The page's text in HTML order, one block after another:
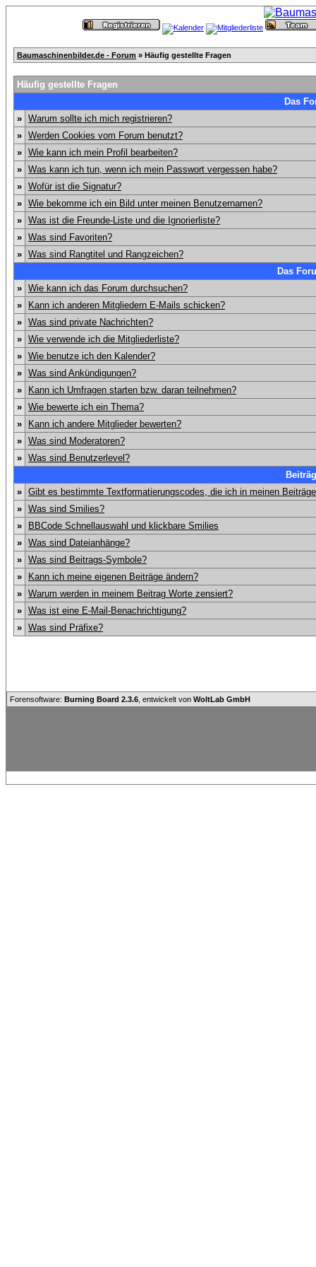
Baumaschinenbilder.de - Forum » Häufig gestellte Fragen
Häufig gestellte Fragen
Das
» Warum sollte ich mich registrieren?
» Werden Cookies vom Forum benutzt?
» Wie kann ich mein Profil bearbeiten?
» Was kann ich tun, wenn ich mein Passwort vergessen habe?
» Wofür ist die Signatur?
» Wie bekomme ich ein Bild unter meinen Benutzernamen?
» Was ist die Freunde-Liste und die Ignorierliste?
» Was sind Favoriten?
» Was sind Rangtitel und Rangzeichen?
Das
» Wie kann ich das Forum durchsuchen?
»
Kann ich anderen Mitgliedern E-Mails schicken?
» Was sind private Nachrichten?
» Wie verwende ich die Mitgliederliste?
» Wie benutze ich den Kalender?
» Was sind Ankündigungen?
»
Kann ich Umfragen starten bzw. daran teilnehmen?
» Wie bewerte ich ein Thema?
»
Kann ich andere Mitglieder bewerten?
» Was sind Moderatoren?
» Was sind Benutzerlevel?
» Gibt es bestimmte Textformatierungscodes, die ich in meinen
» Was sind Smilies?
»
BBCode Schnellauswahl und klickbare Smilies
» Was sind Dateianhänge?
» Was sind Beitrags-Symbole?
»
Kann ich meine eigenen Beiträge ändern?
» Warum werden in meinem Beitrag Worte zensiert?
» Was ist eine E-Mail-Benachrichtigung?
» Was sind Präfixe?
Forensoftware: Burning Board 2.3.6 , entwickelt von WoltLab GmbH